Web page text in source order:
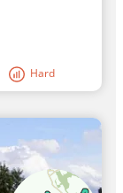
Hard